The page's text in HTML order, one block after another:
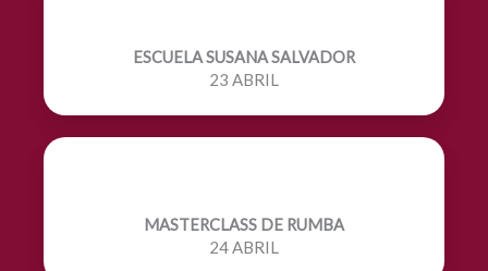
ESCUELA SUSANA SALVADOR
23 ABRIL
MASTERCLASS DE RUMBA
24 ABRIL